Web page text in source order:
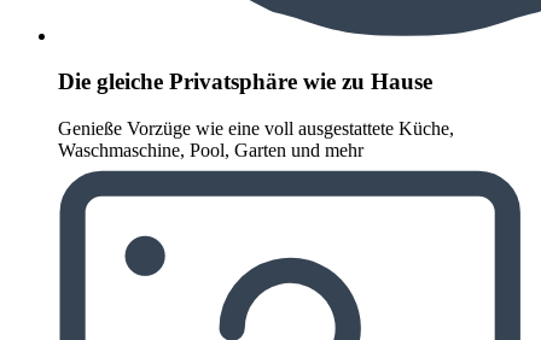
Die gleiche Privatsphäre wie zu Hause
Genieße Vorzüge wie eine voll ausgestattete Küche,
Waschmaschine, Pool, Garten und mehr